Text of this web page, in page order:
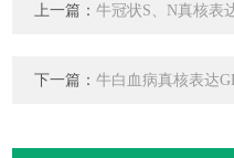
上一篇：牛冠状S、N真核表
下一篇：牛白血病真核表达